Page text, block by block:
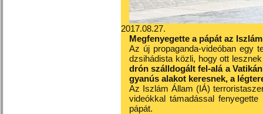
2017.08.27.
Megfenyegette a pápát az
Az új propaganda-videóban egy
dzsihádista közli, hogy ott
drón szálldogált fel-alá a
gyanús alakot keresnek, a
Az Iszlám Állam (IÁ)
videókkal támadással
pápát.